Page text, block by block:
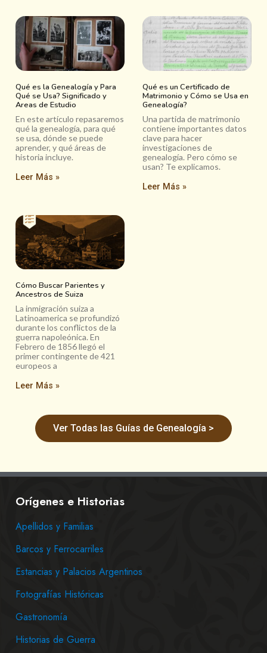
Qué es la Genealogía y Para
Qué se Usa? Significado y
Areas de Estudio
En este artículo repasaremos
qué la genealogía, para qué
se usa, dónde se puede
aprender, y qué áreas de
historia incluye.
Leer Más »
Qué es un Certificado de
Matrimonio y Cómo se Usa en
Genealogía?
Una partida de matrimonio
contiene importantes datos
clave para hacer
investigaciones de
genealogía. Pero cómo se
usan? Te explicamos.
Leer Más »
Cómo Buscar Parientes y
Ancestros de Suiza
La inmigración suiza a
Latinoamerica se profundizó
durante los conflictos de la
guerra napoleónica. En
Febrero de 1856 llegó el
primer contingente de 421
europeos a
Leer Más »
Ver Todas las Guías de Genealogía >
Orígenes e Historias
Apellidos y Familias
Barcos y Ferrocarriles
Estancias y Palacios Argentinos
Fotografías Históricas
Gastronomía
Historias de Guerra